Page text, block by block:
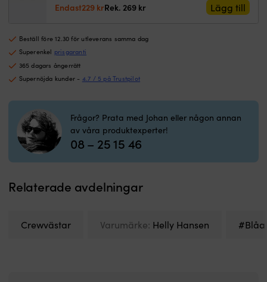
Endast Rek. 269 kr
Det
var:
269 kr.
229 kr
Det
är:
229 kr.
Lägg till
Beställ före 12.30 för utleverans samma dag
Superenkel prisgaranti
365 dagars ångerrätt
Supernöjda kunder - 4.7 / 5 på Trustpilot
Frågor? Prata med Johan eller någon annan
av våra produktexperter!
08 – 25 15 46
Relaterade avdelningar
Crewvästar Varumärke: Helly Hansen